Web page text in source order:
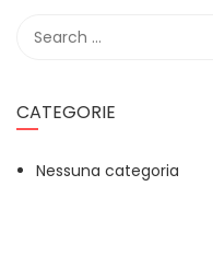
CATEGORIE
Nessuna categoria